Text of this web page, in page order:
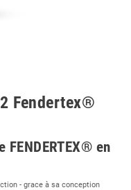
Fendertex®
en
- grace à sa conception